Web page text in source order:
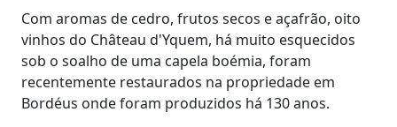
Com aromas de cedro, frutos secos e açafrão, oito
vinhos do Château d'Yquem, há muito esquecidos
sob o soalho de uma capela boémia, foram
recentemente restaurados na propriedade em
Bordéus onde foram produzidos há 130 anos.